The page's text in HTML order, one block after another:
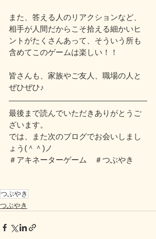
また、答える人のリアクションなど、
相手が人間だからこそ拾える細かいヒ
ントがたくさんあって、そういう所も
含めてこのゲームは楽しい！！
皆さんも、家族やご友人、職場の人と
ぜひぜひ♪
最後まで読んでいただきありがとうご
ざいます。
では、また次のブログでお会いしまし
ょう(＾＾)ノ
＃アキネーターゲーム　＃つぶやき
つぶやき
つぶやき